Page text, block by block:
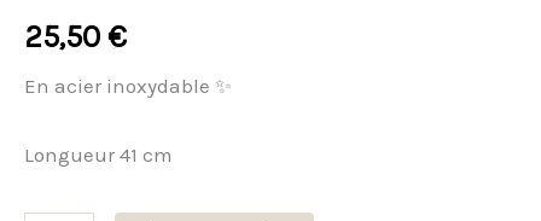
25,50 €
En acier inoxydable ✨
Longueur 41 cm